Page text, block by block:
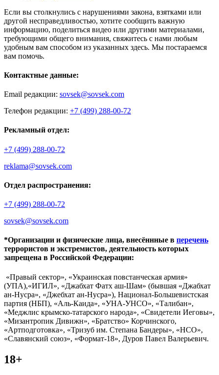
Если вы столкнулись с нарушениями закона, взятками или
другой несправедливостью, хотите сообщить важную
информацию, поделиться видео или другими материалами,
требующими общего внимания, свяжитесь с нами любым
удобным вам способом из указанных здесь. Мы постараемся
вам помочь.
Контактные данные:
Email редакции: sovsek@sovsek.com
Телефон редакции: +7 (499) 288-00-72
Рекламный отдел:
+7 (499) 288-00-72
reklama@sovsek.com
Отдел распространения:
+7 (499) 288-00-72
sovsek@sovsek.com
*Организации и физические лица, внесённные в перечень
террористов и экстремистов, деятельность которых
запрещена в Российской Федерации:
«Правый сектор», «Украинская повстанческая армия»
(УПА),«ИГИЛ», «Джабхат Фатх аш-Шам» (бывшая «Джабхат
ан-Нусра», «Джебхат ан-Нусра»), Национал-Большевистская
партия (НБП), «Аль-Каида», «УНА-УНСО», «Талибан»,
«Меджлис крымско-татарского народа», «Свидетели Иеговы»,
«Мизантропик Дивижн», «Братство» Корчинского,
«Артподготовка», «Тризуб им. Степана Бандеры», «НСО»,
«Славянский союз», «Формат-18», Дуров Павел Валерьевич.
18+